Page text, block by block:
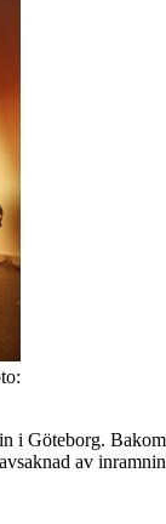
i Göteborg.
av